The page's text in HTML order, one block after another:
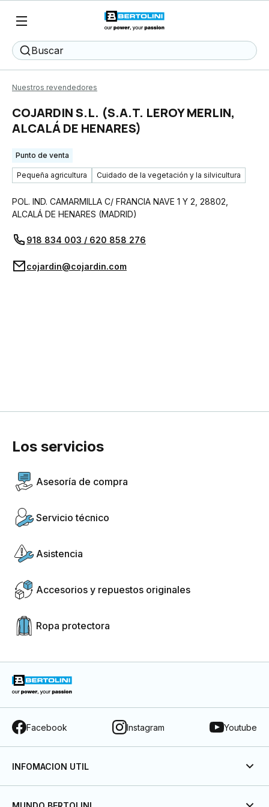
Buscar
Nuestros revendedores
COJARDIN S.L. (S.A.T. LEROY MERLIN,
ALCALÁ DE HENARES)
Punto de venta
Pequeña agricultura Cuidado de la vegetación y la silvicultura
POL. IND. CAMARMILLA C/ FRANCIA NAVE 1 Y 2 28802
ALCALÁ DE HENARES (MADRID)
918 834 003 / 620 858 276
cojardin@cojardin.com
Los servicios
Asesoría de compra
Servicio técnico
Asistencia
Accesorios y repuestos originales
Ropa protectora
Facebook Instagram Youtube
INFOMACION UTIL